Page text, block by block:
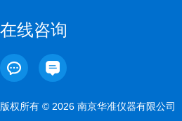
在线咨询
版权所有 © 2026 南京华准仪器有限公司